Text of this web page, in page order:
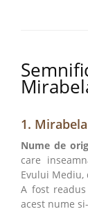
1. Mirabela
Nume de
care
Evului
A fost
acest nume